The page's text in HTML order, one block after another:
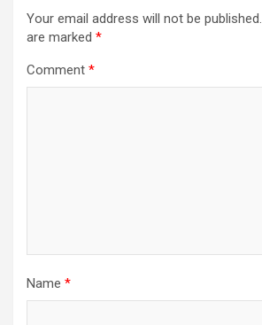
Your email address will not be published.
are marked *
Comment *
Name *